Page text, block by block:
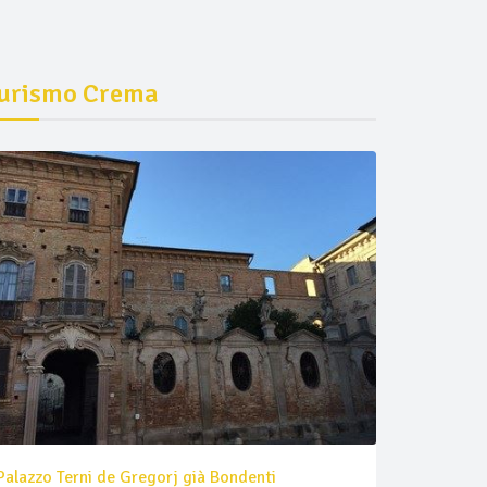
Crema
Terni de Gregorj già Bondenti